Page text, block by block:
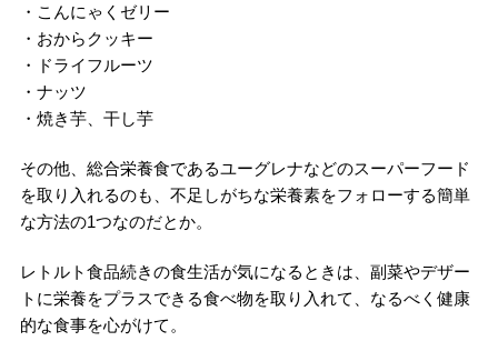
・こんにゃくゼリー
・おからクッキー
・ドライフルーツ
・ナッツ
・焼き芋、干し芋
その他、総合栄養食であるユーグレナなどのスーパーフード
を取り入れるのも、不足しがちな栄養素をフォローする簡単
な方法の1つなのだとか。
レトルト食品続きの食生活が気になるときは、副菜やデザー
トに栄養をプラスできる食べ物を取り入れて、なるべく健康
的な食事を心がけて。